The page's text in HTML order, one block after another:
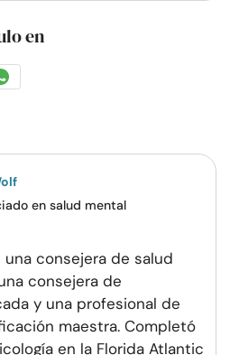
en
Compartir
en salud mental
consejera de salud
consejera de
y una profesional de
maestra. Completó
en la Florida Atlantic